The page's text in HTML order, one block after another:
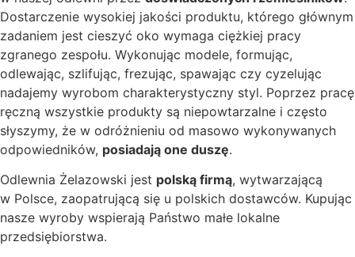
Dostarczenie wysokiej jakości produktu, którego głównym
zadaniem jest cieszyć oko wymaga ciężkiej pracy
zgranego zespołu. Wykonując modele, formując,
odlewając, szlifując, frezując, spawając czy cyzelując
nadajemy wyrobom charakterystyczny styl. Poprzez pracę
ręczną wszystkie produkty są niepowtarzalne i często
słyszymy, że w odróżnieniu od masowo wykonywanych
odpowiedników, posiadają one duszę.
Odlewnia Żelazowski jest polską firmą, wytwarzającą
w Polsce, zaopatrującą się u polskich dostawców. Kupując
nasze wyroby wspierają Państwo małe lokalne
przedsiębiorstwa.